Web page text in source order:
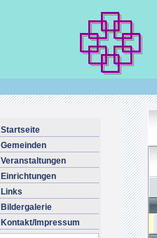
Startseite
Gemeinden
Veranstaltungen
Einrichtungen
Links
Bildergalerie
Kontakt/Impressum